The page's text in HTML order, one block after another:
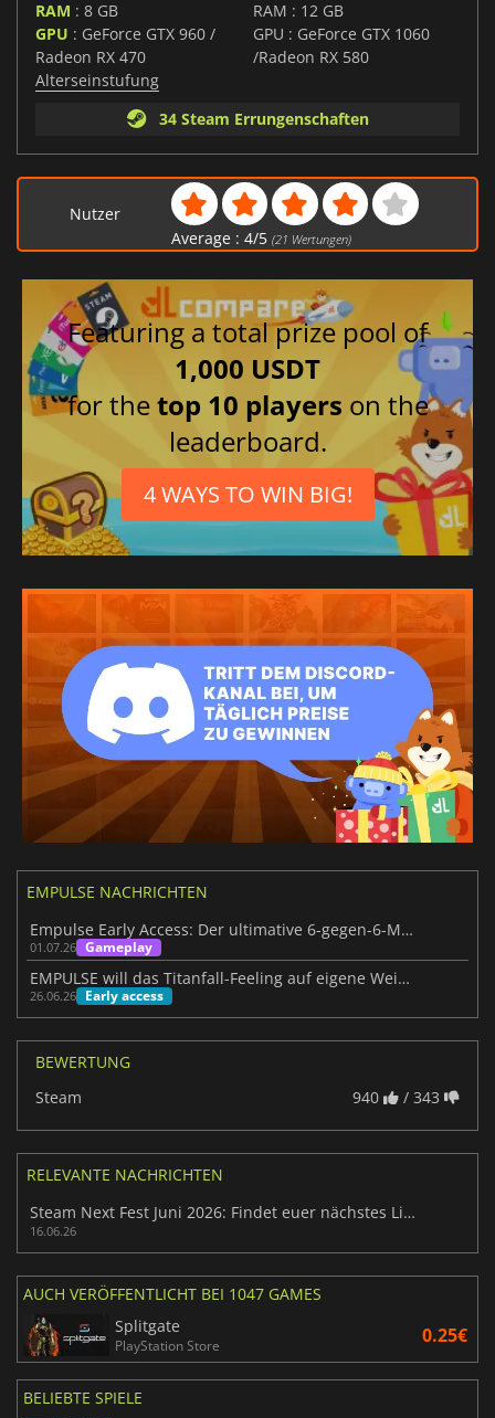
RAM : 8 GB
GPU : GeForce GTX 960 /
Radeon RX 470
RAM : 12 GB
GPU : GeForce GTX 1060
/Radeon RX 580
Alterseinstufung
34 Steam Errungenschaften
Nutzer
Average : 4/5 (21 Wertungen)
Featuring a total prize pool of
1,000 USDT
for thetop 10 players on the
leaderboard.
4 WAYS TO WIN BIG!
EMPULSE NACHRICHTEN
Empulse Early Access: Der ultimative 6-gegen-6-Movement-Shooter
01.07.26 Gameplay
EMPULSE will das Titanfall-Feeling auf eigene Weise einfangen
26.06.26 Early access
BEWERTUNG
Steam
940 / 343
RELEVANTE NACHRICHTEN
Steam Next Fest Juni 2026: Findet euer nächstes Lieblingsspiel
16.06.26
AUCH VERÖFFENTLICHT BEI 1047 GAMES
Splitgate
PlayStation Store 0.25€
BELIEBTE SPIELE